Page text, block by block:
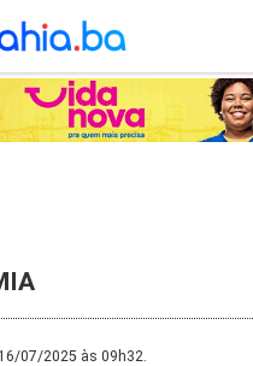
07/2025 às 09h32.